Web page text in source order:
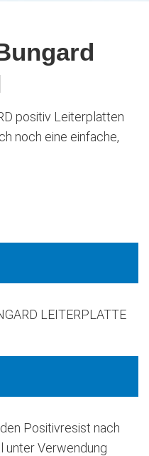
positiv Leiterplatten
noch eine einfache,
LEITERPLATTE
Positivresist nach
unter Verwendung